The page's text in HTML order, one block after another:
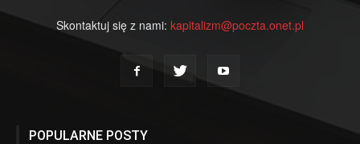
Skontaktuj się z nami: kapitalizm@poczta.onet.pl
POPULARNE POSTY